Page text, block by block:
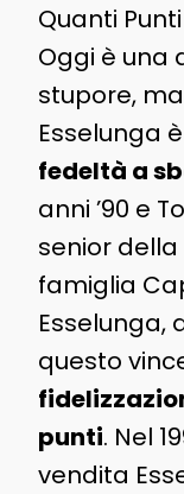
Quanti
Oggi è una
stupore,
Esselunga
fedeltà a
anni ’90 e
senior della
famiglia
Esselunga,
questo
punti. Nel
vendita